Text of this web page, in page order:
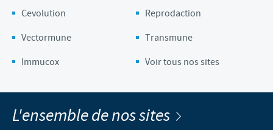
Cevolution
Reprodaction
Vectormune
Transmune
Immucox
Voir tous nos sites
L'ensemble de nos sites